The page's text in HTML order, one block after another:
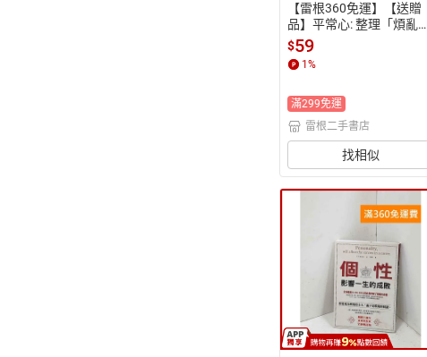
【雷根360免運】【送贈
品】平常心: 整理「煩亂心
緒」的93個訣竅.迎向從容
的人生 #八成新【P-R280
9】
$59
1%
滿299免運
雷根二手書店
找相似